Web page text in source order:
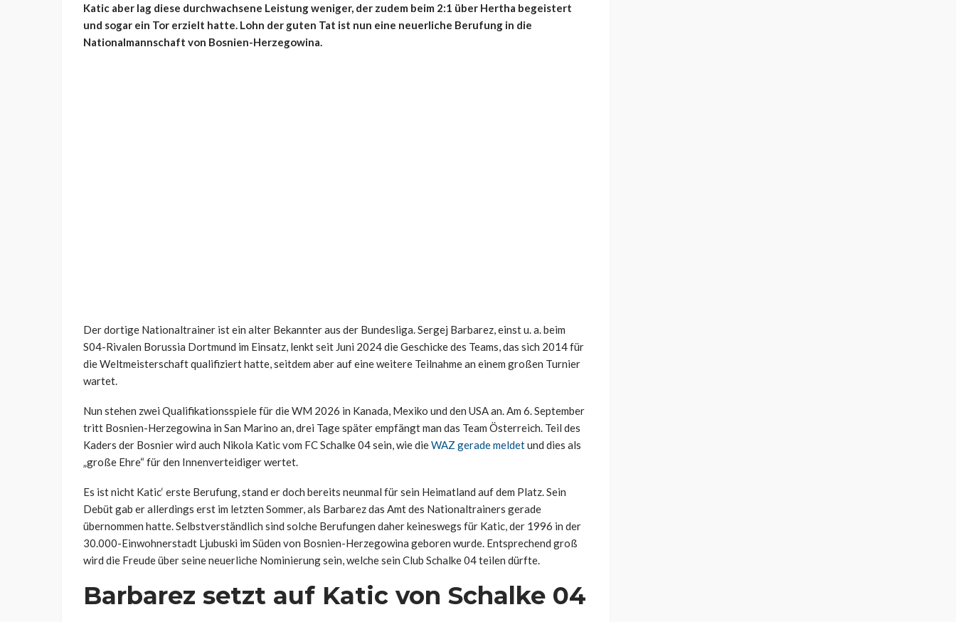
Katic aber lag diese durchwachsene Leistung weniger, der zudem beim 2:1 über Hertha begeistert
und sogar ein Tor erzielt hatte. Lohn der guten Tat ist nun eine neuerliche Berufung in die
Nationalmannschaft von Bosnien-Herzegowina.
Der dortige Nationaltrainer ist ein alter Bekannter aus der Bundesliga. Sergej Barbarez, einst u. a. beim
S04-Rivalen Borussia Dortmund im Einsatz, lenkt seit Juni 2024 die Geschicke des Teams, das sich 2014 für
die Weltmeisterschaft qualifiziert hatte, seitdem aber auf eine weitere Teilnahme an einem großen Turnier
wartet.
Nun stehen zwei Qualifikationsspiele für die WM 2026 in Kanada, Mexiko und den USA an. Am 6. September
tritt Bosnien-Herzegowina in San Marino an, drei Tage später empfängt man das Team Österreich. Teil des
Kaders der Bosnier wird auch Nikola Katic vom FC Schalke 04 sein, wie dieWAZ gerade meldetund dies als
„große Ehre“ für den Innenverteidiger wertet.
Es ist nicht Katic‘ erste Berufung, stand er doch bereits neunmal für sein Heimatland auf dem Platz. Sein
Debüt gab er allerdings erst im letzten Sommer, als Barbarez das Amt des Nationaltrainers gerade
übernommen hatte. Selbstverständlich sind solche Berufungen daher keineswegs für Katic, der 1996 in der
30.000-Einwohnerstadt Ljubuski im Süden von Bosnien-Herzegowina geboren wurde. Entsprechend groß
wird die Freude über seine neuerliche Nominierung sein, welche sein Club Schalke 04 teilen dürfte.
Barbarez setzt auf Katic von Schalke 04